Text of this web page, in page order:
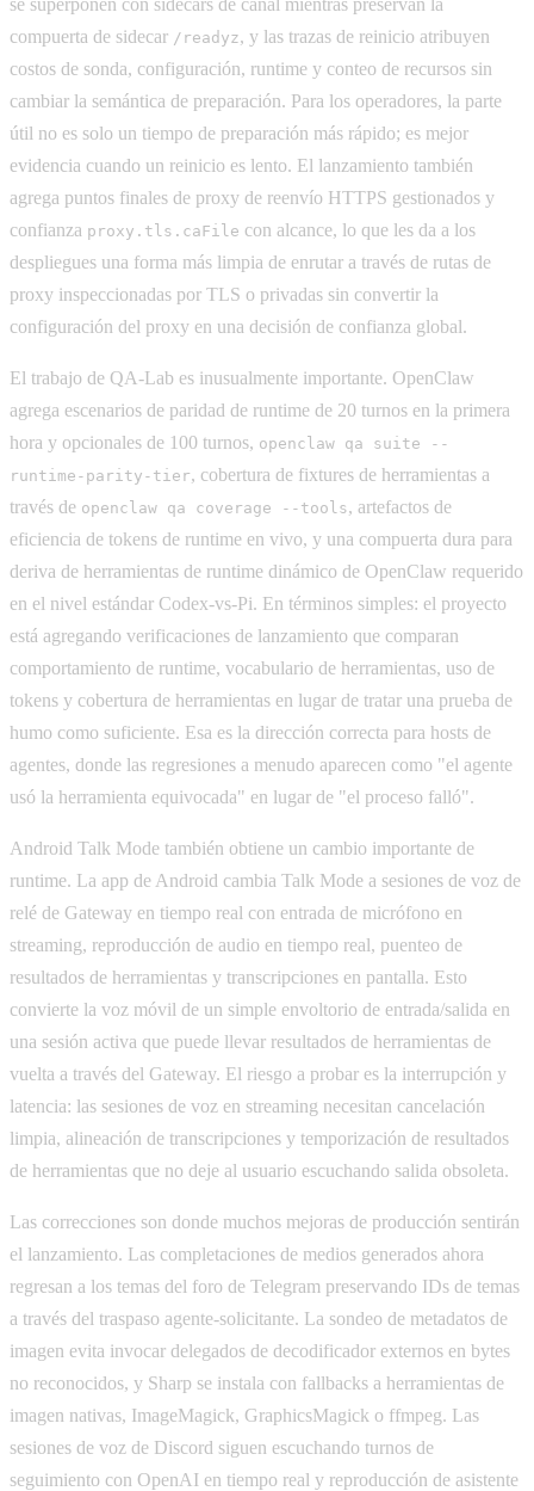
compuerta de sidecar /readyz, y las trazas de reinicio atribuyen
costos de sonda, configuración, runtime y conteo de recursos sin
cambiar la semántica de preparación. Para los operadores, la parte
útil no es solo un tiempo de preparación más rápido; es mejor
evidencia cuando un reinicio es lento. El lanzamiento también
agrega puntos finales de proxy de reenvío HTTPS gestionados y
confianza proxy.tls.caFile con alcance, lo que les da a los
despliegues una forma más limpia de enrutar a través de rutas de
proxy inspeccionadas por TLS o privadas sin convertir la
configuración del proxy en una decisión de confianza global.
El trabajo de QA-Lab es inusualmente importante. OpenClaw
agrega escenarios de paridad de runtime de 20 turnos en la primera
hora y opcionales de 100 turnos, openclaw qa suite --
runtime-parity-tier, cobertura de fixtures de herramientas a
través de openclaw qa coverage --tools, artefactos de
eficiencia de tokens de runtime en vivo, y una compuerta dura para
deriva de herramientas de runtime dinámico de OpenClaw requerido
en el nivel estándar Codex-vs-Pi. En términos simples: el proyecto
está agregando verificaciones de lanzamiento que comparan
comportamiento de runtime, vocabulario de herramientas, uso de
tokens y cobertura de herramientas en lugar de tratar una prueba de
humo como suficiente. Esa es la dirección correcta para hosts de
agentes, donde las regresiones a menudo aparecen como "el agente
usó la herramienta equivocada" en lugar de "el proceso falló".
Android Talk Mode también obtiene un cambio importante de
runtime. La app de Android cambia Talk Mode a sesiones de voz de
relé de Gateway en tiempo real con entrada de micrófono en
streaming, reproducción de audio en tiempo real, puenteo de
resultados de herramientas y transcripciones en pantalla. Esto
convierte la voz móvil de un simple envoltorio de entrada/salida en
una sesión activa que puede llevar resultados de herramientas de
vuelta a través del Gateway. El riesgo a probar es la interrupción y
latencia: las sesiones de voz en streaming necesitan cancelación
limpia, alineación de transcripciones y temporización de resultados
de herramientas que no deje al usuario escuchando salida obsoleta.
Las correcciones son donde muchos mejoras de producción sentirán
el lanzamiento. Las completaciones de medios generados ahora
regresan a los temas del foro de Telegram preservando IDs de temas
a través del traspaso agente-solicitante. La sondeo de metadatos de
imagen evita invocar delegados de decodificador externos en bytes
no reconocidos, y Sharp se instala con fallbacks a herramientas de
imagen nativas, ImageMagick, GraphicsMagick o ffmpeg. Las
sesiones de voz de Discord siguen escuchando turnos de
seguimiento con OpenAI en tiempo real y reproducción de asistente